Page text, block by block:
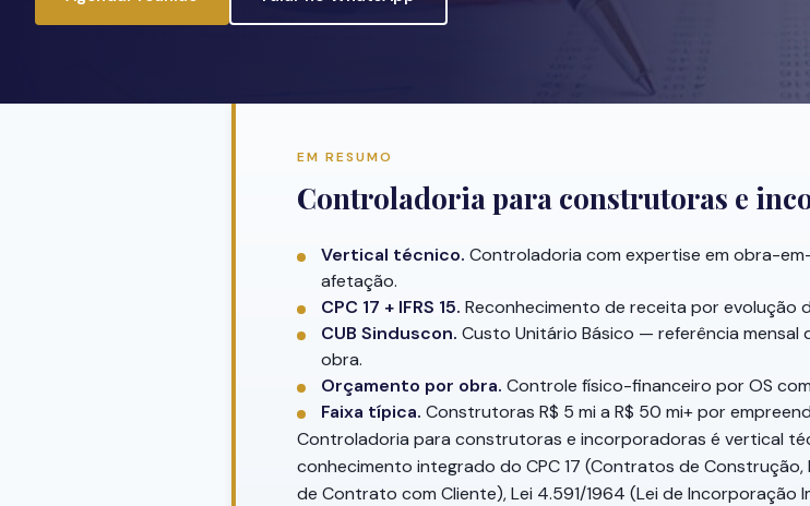
EM RESUMO
Controladoria para construtoras e
Vertical técnico. Controladoria com expertise em obra-
afetação.
CPC 17 + IFRS 15. Reconhecimento de receita por evolução
CUB Sinduscon. Custo Unitário Básico — referência mensal
obra.
Orçamento por obra. Controle físico-financeiro por OS
Faixa típica. Construtoras R$ 5 mi a R$ 50 mi+ por
Controladoria para construtoras e incorporadoras é vertical
conhecimento integrado do CPC 17 (Contratos de Construção,
de Contrato com Cliente), Lei 4.591/1964 (Lei de Incorporação